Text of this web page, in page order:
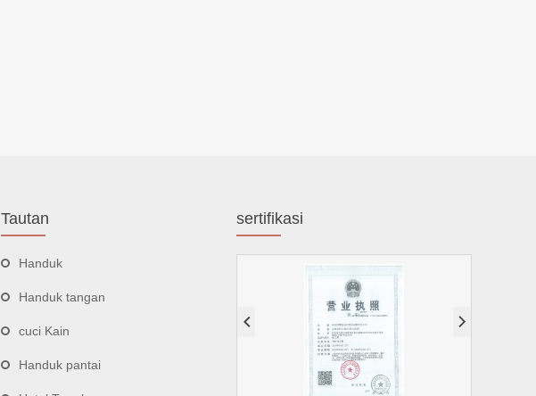
Tautan
Handuk
Handuk tangan
cuci Kain
Handuk pantai
sertifikasi